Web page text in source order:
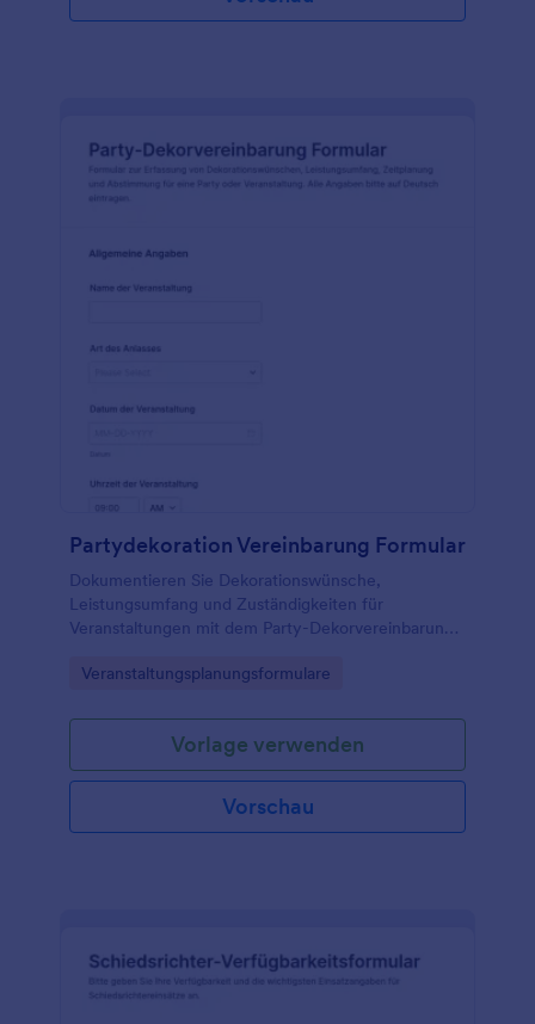
Partydekoration Vereinbarung Formular
Dokumentieren Sie Dekorationswünsche,
Leistungsumfang und Zuständigkeiten für
Veranstaltungen mit dem Party-Dekorvereinbarung
Angaben digital an einem Ort.
Go to Category:
Veranstaltungsplanungsformulare
Vorlage verwenden
Vorschau